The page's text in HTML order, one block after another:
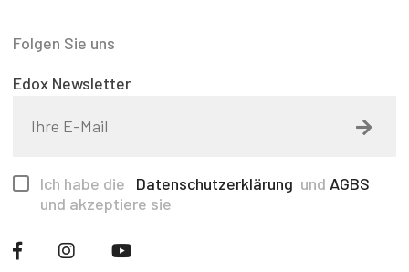
Folgen Sie uns
Edox Newsletter
Ich habe die Datenschutzerklärung und AGBS
und akzeptiere sie